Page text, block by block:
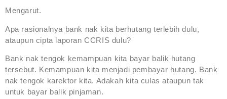
Mengarut.
Apa rasionalnya bank nak kita berhutang terlebih dulu,
ataupun cipta laporan CCRIS dulu?
Bank nak tengok kemampuan kita bayar balik hutang
tersebut. Kemampuan kita menjadi pembayar hutang. Bank
nak tengok karektor kita. Adakah kita culas ataupun tak
untuk bayar balik pinjaman.